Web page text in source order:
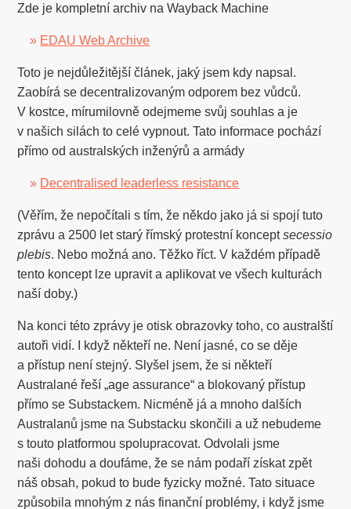
Zde je kompletní archiv na Wayback Machine
» EDAU Web Archive
Toto je nejdůležitější článek, jaký jsem kdy napsal.
Zaobírá se decentralizovaným odporem bez vůdců.
V kostce, mírumilovně odejmeme svůj souhlas a je
v našich silách to celé vypnout. Tato informace pochází
přímo od australských inženýrů a armády
» Decentralised leaderless resistance
(Věřím, že nepočítali s tím, že někdo jako já si spojí tuto
zprávu a 2500 let starý římský protestní konceptsecessio
plebis. Nebo možná ano. Těžko říct. V každém případě
tento koncept lze upravit a aplikovat ve všech kulturách
naší doby.)
Na konci této zprávy je otisk obrazovky toho, co australští
autoři vidí. I když někteří ne. Není jasné, co se děje
a přístup není stejný. Slyšel jsem, že si někteří
Australané řeší „age assurance“ a blokovaný přístup
přímo se Substackem. Nicméně já a mnoho dalších
Australanů jsme na Substacku skončili a už nebudeme
s touto platformou spolupracovat. Odvolali jsme
naši dohodu a doufáme, že se nám podaří získat zpět
náš obsah, pokud to bude fyzicky možné. Tato situace
způsobila mnohým z nás finanční problémy, i když jsme